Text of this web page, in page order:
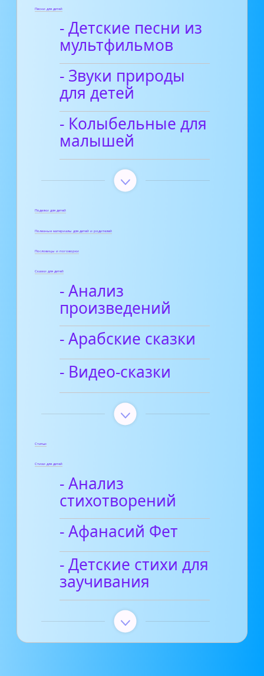
Песни для детей
- Детские песни из
мультфильмов
- Звуки природы
для детей
- Колыбельные для
малышей
Поделки для детей
Полезные материалы для детей и родителей
Пословицы и поговорки
Сказки для детей
- Анализ
произведений
- Арабские сказки
- Видео-сказки
Статьи
Стихи для детей
- Анализ
стихотворений
- Афанасий Фет
- Детские стихи для
заучивания